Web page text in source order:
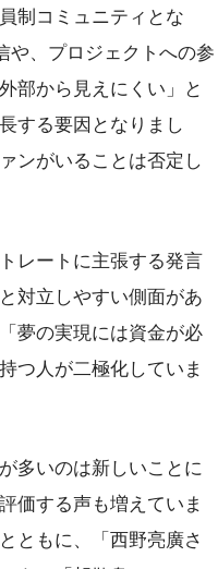
制コミュニティとな
や、プロジェクトへの参
部から見えにくい」と
する要因となりまし
ンがいることは否定し
レートに主張する発言
対立しやすい側面があ
夢の実現には資金が必
つ人が二極化していま
多いのは新しいことに
価する声も増えていま
ともに、「西野亮廣さ